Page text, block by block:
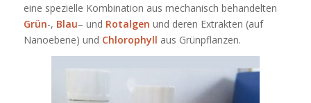
eine spezielle Kombination aus mechanisch behandelten
Grün-, Blau– und Rotalgen und deren Extrakten (auf
Nanoebene) und Chlorophyll aus Grünpflanzen.